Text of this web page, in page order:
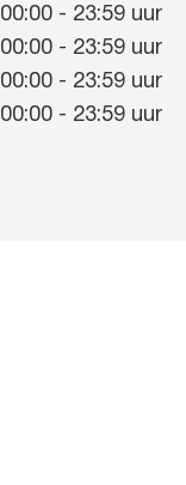
00:00 - 23:59 uur
00:00 - 23:59 uur
00:00 - 23:59 uur
00:00 - 23:59 uur